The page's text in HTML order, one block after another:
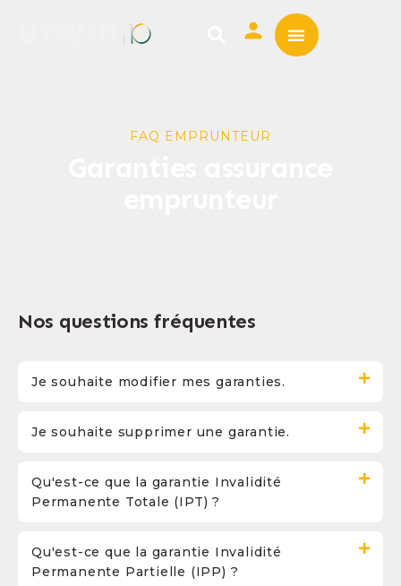
FAQ EMPRUNTEUR
Nos questions fréquentes
Je souhaite modifier mes garanties.
Je souhaite supprimer une garantie.
Qu'est-ce que la garantie Invalidité
Permanente Totale (IPT) ?
Qu'est-ce que la garantie Invalidité
Permanente Partielle (IPP) ?